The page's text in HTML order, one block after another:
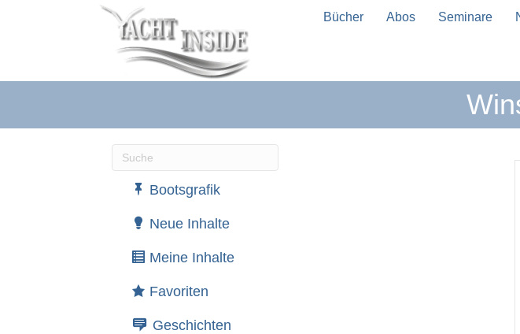
Bücher Abos Seminare
Wenn die Ergebnisse der automatischen Vervollständigung
Bootsgrafik
Neue Inhalte
Meine Inhalte
Favoriten
Geschichten